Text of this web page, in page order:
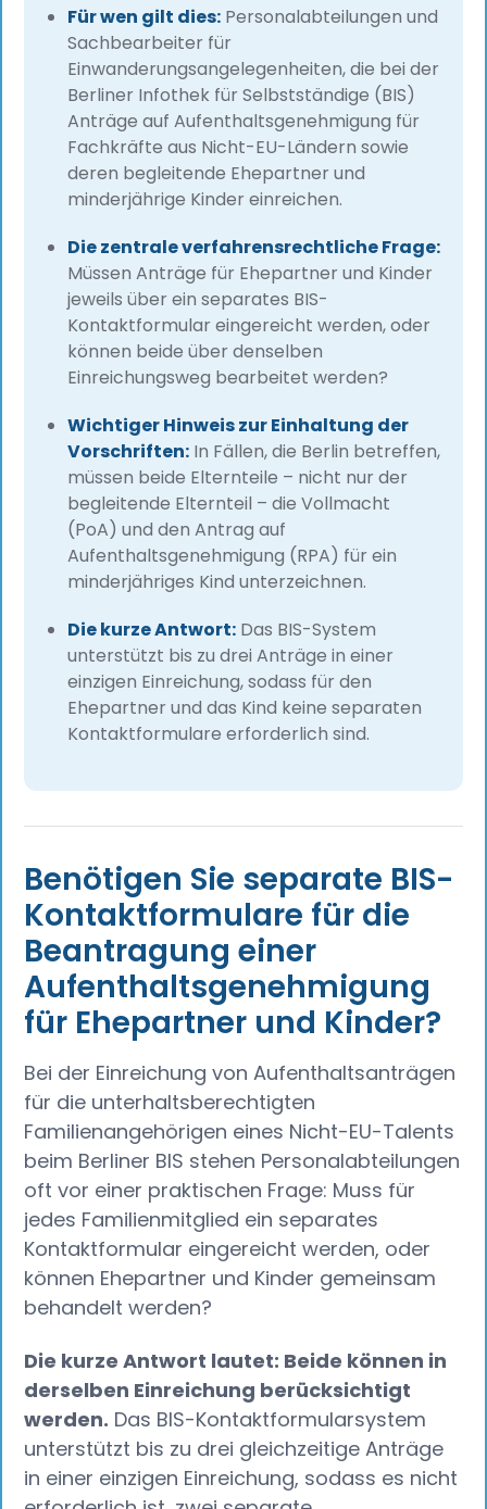
700 bearbeiteten Fällen und einer
Zufriedenheitsbewertung von 4,9 Sternen
veröffentlicht sie Leitfäden für
Personalabteilungen zu den
Terminverfahren bei der Berliner
Ausländerbehörde und zur Beantragung von
Familienaufenthaltsgenehmigungen über
das BIS-System.
Für wen gilt dies: Personalabteilungen und
Sachbearbeiter für
Einwanderungsangelegenheiten, die bei der
Berliner Infothek für Selbstständige (BIS)
Anträge auf Aufenthaltsgenehmigung für
Fachkräfte aus Nicht-EU-Ländern sowie
deren begleitende Ehepartner und
minderjährige Kinder einreichen.
Die zentrale verfahrensrechtliche Frage:
Müssen Anträge für Ehepartner und Kinder
jeweils über ein separates BIS-
Kontaktformular eingereicht werden, oder
können beide über denselben
Einreichungsweg bearbeitet werden?
Wichtiger Hinweis zur Einhaltung der
Vorschriften: In Fällen, die Berlin betreffen,
müssen beide Elternteile – nicht nur der
begleitende Elternteil – die Vollmacht
(PoA) und den Antrag auf
Aufenthaltsgenehmigung (RPA) für ein
minderjähriges Kind unterzeichnen.
Die kurze Antwort: Das BIS-System
unterstützt bis zu drei Anträge in einer
einzigen Einreichung, sodass für den
Ehepartner und das Kind keine separaten
Kontaktformulare erforderlich sind.
Benötigen Sie separate BIS-
Kontaktformulare für die
Beantragung einer
Aufenthaltsgenehmigung
für Ehepartner und Kinder?
Bei der Einreichung von Aufenthaltsanträgen
für die unterhaltsberechtigten
Familienangehörigen eines Nicht-EU-Talents
beim Berliner BIS stehen Personalabteilungen
oft vor einer praktischen Frage: Muss für
jedes Familienmitglied ein separates
Kontaktformular eingereicht werden, oder
können Ehepartner und Kinder gemeinsam
behandelt werden?
Die kurze Antwort lautet: Beide können in
derselben Einreichung berücksichtigt
werden. Das BIS-Kontaktformularsystem
unterstützt bis zu drei gleichzeitige Anträge
in einer einzigen Einreichung, sodass es nicht